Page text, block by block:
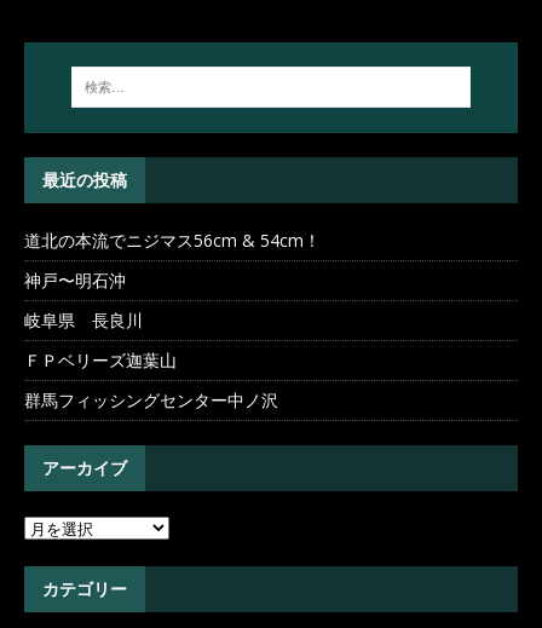
最近の投稿
道北の本流でニジマス56cm & 54cm！
神戸〜明石沖
岐阜県 長良川
ＦＰベリーズ迦葉山
群馬フィッシングセンター中ノ沢
アーカイブ
カテゴリー